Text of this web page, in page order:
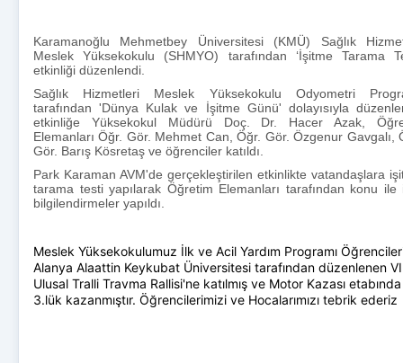
Karamanoğlu Mehmetbey Üniversitesi (KMÜ) Sağlık
Meslek Yüksekokulu (SHMYO) tarafından ‘İşitme Tarama
etkinliği düzenlendi.
Sağlık Hizmetleri Meslek Yüksekokulu Odyometri
tarafından 'Dünya Kulak ve İşitme Günü' dolayısıyla
etkinliğe Yüksekokul Müdürü Doç. Dr. Hacer Azak,
Elemanları Öğr. Gör. Mehmet Can, Öğr. Gör. Özgenur Gavgalı,
Gör. Barış Kösretaş ve öğrenciler katıldı.
Park Karaman AVM'de gerçekleştirilen etkinlikte vatandaşlara
tarama testi yapılarak Öğretim Elemanları tarafından konu ile
bilgilendirmeler yapıldı.
Meslek Yüksekokulumuz İlk ve Acil Yardım Programı
Alanya Alaattin Keykubat Üniversitesi tarafından düzenlenen
Ulusal Tralli Travma Rallisi'ne katılmış ve Motor Kazası etabında
3.lük kazanmıştır. Öğrencilerimizi ve Hocalarımızı tebrik ederiz